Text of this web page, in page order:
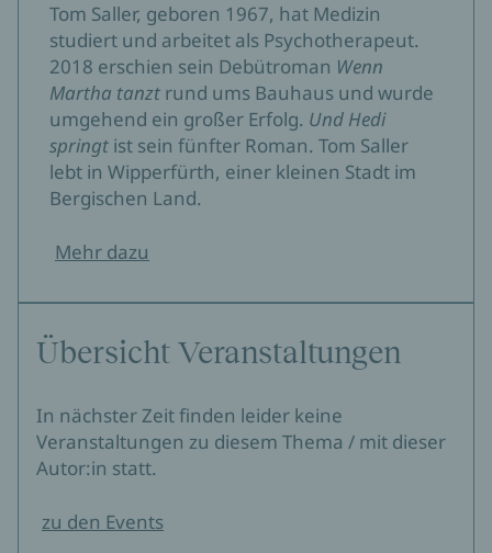
Tom Saller, geboren 1967, hat Medizin
studiert und arbeitet als Psychotherapeut.
2018 erschien sein Debütroman Wenn
Martha tanzt rund ums Bauhaus und wurde
umgehend ein großer Erfolg. Und Hedi
springt ist sein fünfter Roman. Tom Saller
lebt in Wipperfürth, einer kleinen Stadt im
Bergischen Land.
Mehr dazu
Übersicht Veranstaltungen
In nächster Zeit finden leider keine
Veranstaltungen zu diesem Thema / mit dieser
Autor:in statt.
zu den Events